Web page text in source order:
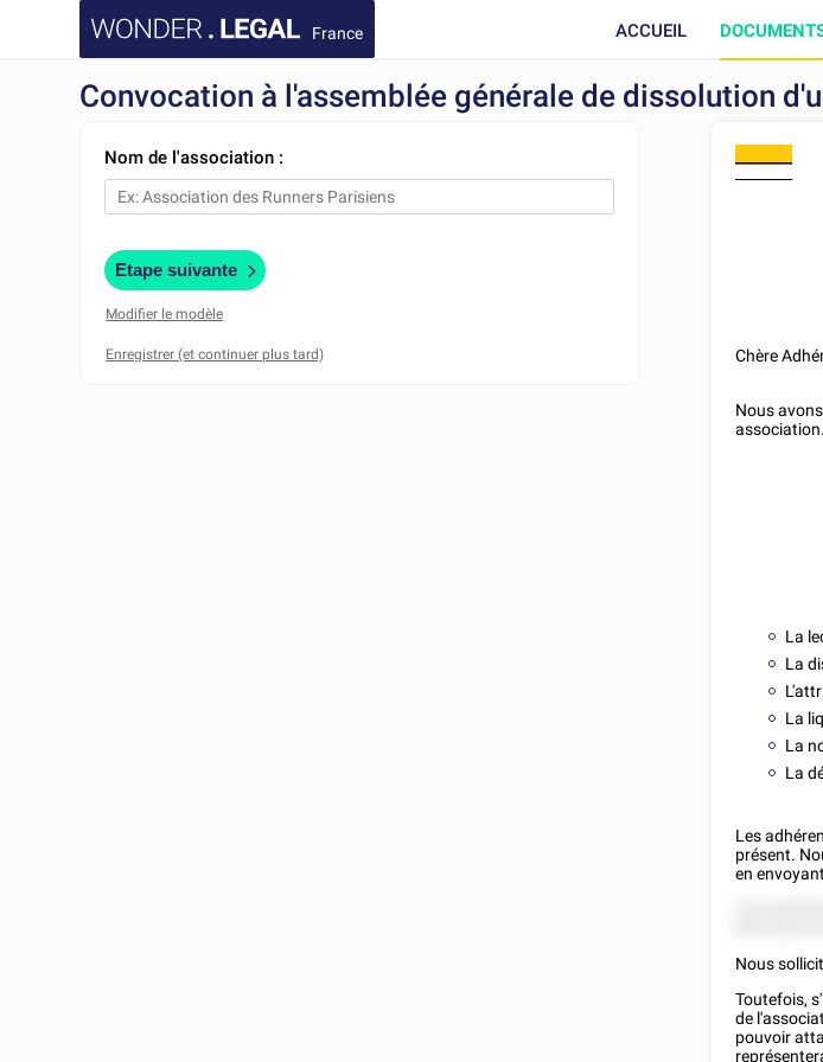
France ACCUEIL
Convocation à l'assemblée générale de dissolution
Nom de l'association :
Etape suivante
Modifier le modèle
Chère
Nous
La
La
La
La
La
Les
présent.
en
Nous
Toutefois,
de
pouvoir